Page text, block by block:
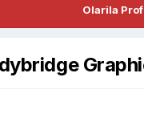
Olarila